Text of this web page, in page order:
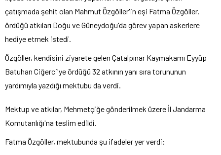
çatışmada şehit olan Mahmut Özgöller'in eşi Fatma Özgöller,
ördüğü atkıları Doğu ve Güneydoğu'da görev yapan askerlere
hediye etmek istedi.
Özgöller, kendisini ziyarete gelen Çatalpınar Kaymakamı Eyyüp
Batuhan Ciğerci'ye ördüğü 32 atkının yanı sıra torununun
yardımıyla yazdığı mektubu da verdi.
Mektup ve atkılar, Mehmetçiğe gönderilmek üzere İl Jandarma
Komutanlığı'na teslim edildi.
Fatma Özgöller, mektubunda şu ifadeler yer verdi: